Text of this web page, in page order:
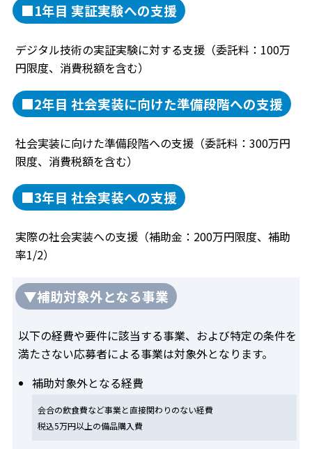
■1年目 実証実験への支援
デジタル技術の実証実験に対する支援（委託料：100万
円限度、消費税額を含む）
■2年目 社会実装に向けた準備段階への支援
社会実装に向けた準備段階への支援（委託料：300万円
限度、消費税額を含む）
■3年目 社会実装への支援
実際の社会実装への支援（補助金：200万円限度、補助
率1/2）
▼補助対象外となる事業
以下の経費や要件に該当する事業、および特定の条件を
満たさない応募者による事業は対象外となります。
補助対象外となる経費
会合の飲食費など事業と直接関わりのない経費
税込5万円以上の備品購入費